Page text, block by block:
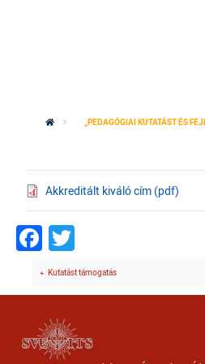
„PEDAGÓGIAI KUTATÁST ÉS
Akkreditált kiváló cím (pdf)
Facebook
Kutatást támogatás